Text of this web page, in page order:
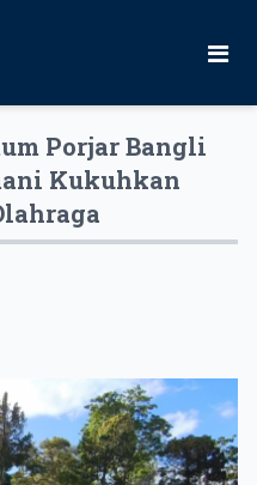
Porjar Bangli
Kukuhkan